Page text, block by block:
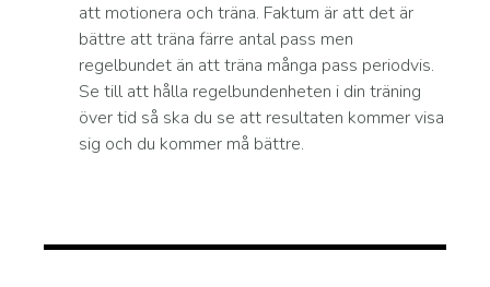
att motionera och träna. Faktum är att det är
bättre att träna färre antal pass men
regelbundet än att träna många pass periodvis.
Se till att hålla regelbundenheten i din träning
över tid så ska du se att resultaten kommer visa
sig och du kommer må bättre.